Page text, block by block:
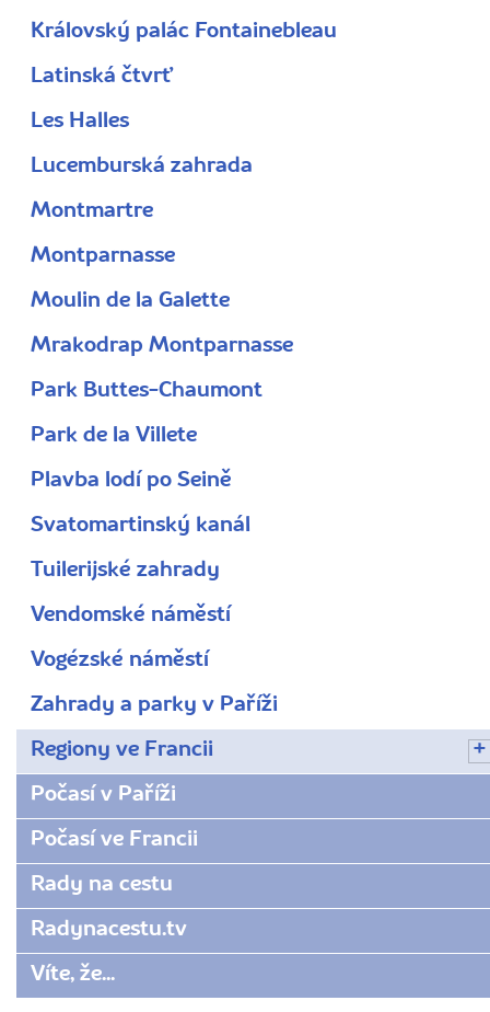
Královský palác Fontainebleau
Latinská čtvrť
Les Halles
Lucemburská zahrada
Montmartre
Montparnasse
Moulin de la Galette
Mrakodrap Montparnasse
Park Buttes-Chaumont
Park de la Villete
Plavba lodí po Seině
Svatomartinský kanál
Tuilerijské zahrady
Vendomské náměstí
Vogézské náměstí
Zahrady a parky v Paříži
Regiony ve Francii
Počasí v Paříži
Počasí ve Francii
Rady na cestu
Radynacestu.tv
Víte, že...